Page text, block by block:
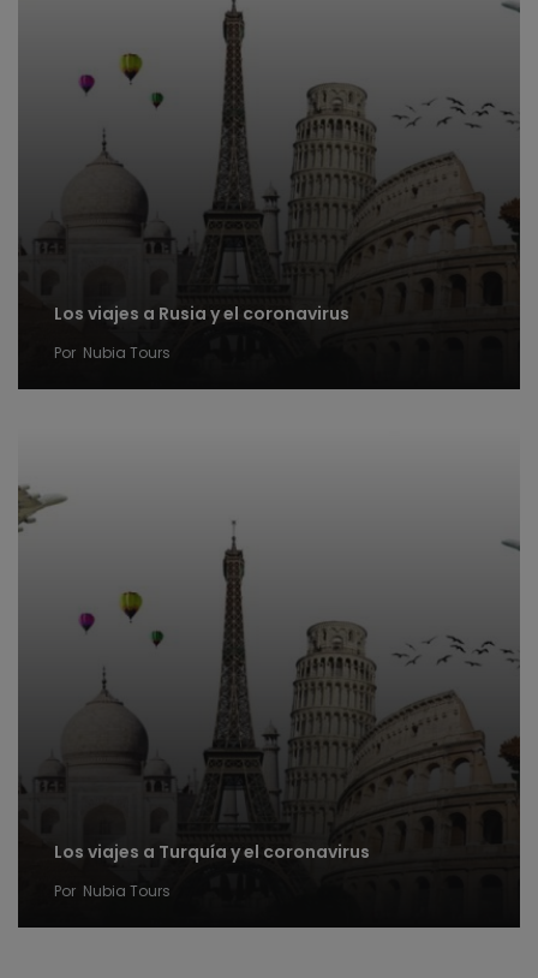
Los viajes a Rusia y el coronavirus
Por Nubia Tours
Los viajes a Turquía y el coronavirus
Por Nubia Tours